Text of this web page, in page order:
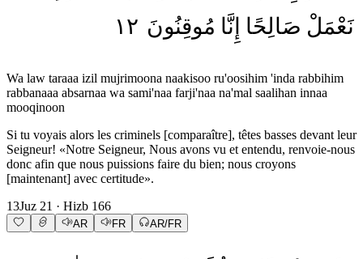
نَعْمَلْ صَالِحًا إِنَّا مُوقِنُونَ ١٢
Wa law taraaa izil mujrimoona naakisoo ru'oosihim 'inda rabbihim
rabbanaaa absarnaa wa sami'naa farji'naa na'mal saalihan innaa
mooqinoon
Si tu voyais alors les criminels [comparaître], têtes basses devant leur
Seigneur! «Notre Seigneur, Nous avons vu et entendu, renvoie-nous
donc afin que nous puissions faire du bien; nous croyons
[maintenant] avec certitude».
13Juz 21 · Hizb 166
AR FR AR/FR